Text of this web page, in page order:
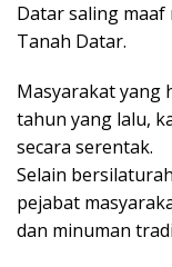
Datar saling
Tanah Datar.
Masyarakat yang
tahun yang lalu,
secara serentak.
Selain
pejabat
dan minuman